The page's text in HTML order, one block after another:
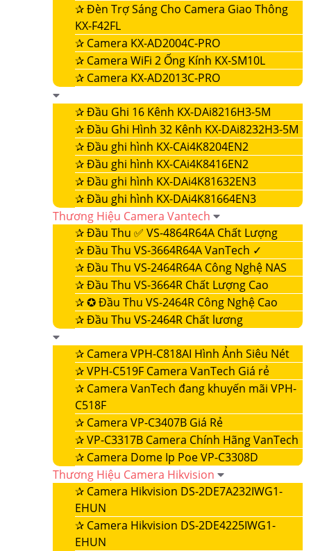
✰Đèn Trợ Sáng Cho Camera Giao Thông
KX-F42FL
✰ Camera KX-AD2004C-PRO
✰ Camera WiFi 2 Ống Kính KX-SM10L
✰ Camera KX-AD2013C-PRO
✰Đầu Ghi 16 Kênh KX-DAi8216H3-5M
✰Đầu Ghi Hình 32 Kênh KX-DAi8232H3-5M
✰Đầu ghi hình KX-CAi4K8204EN2
✰Đầu ghi hình KX-CAi4K8416EN2
✰Đầu ghi hình KX-DAi4K81632EN3
✰Đầu ghi hình KX-DAi4K81664EN3
Thương Hiệu Camera Vantech
✰Đầu Thu ✅ VS-4864R64A Chất Lượng
✰Đầu Thu VS-3664R64A VanTech ✓
✰Đầu Thu VS-2464R64A Công Nghệ NAS
✰Đầu Thu VS-3664R Chất Lượng Cao
✰✪ Đầu Thu VS-2464R Công Nghệ Cao
✰Đầu Thu VS-2464R Chất lương
✰ Camera VPH-C818AI Hình Ảnh Siêu Nét
✰VPH-C519F Camera VanTech Giá rẻ
✰ Camera VanTech đang khuyến mãi VPH-
C518F
✰ Camera VP-C3407B Giá Rẻ
✰VP-C3317B Camera Chính Hãng VanTech
✰ Camera Dome Ip Poe VP-C3308D
Thương Hiệu Camera Hikvision
✰ Camera Hikvision DS-2DE7A232IWG1-
EHUN
✰ Camera Hikvision DS-2DE4225IWG1-
EHUN